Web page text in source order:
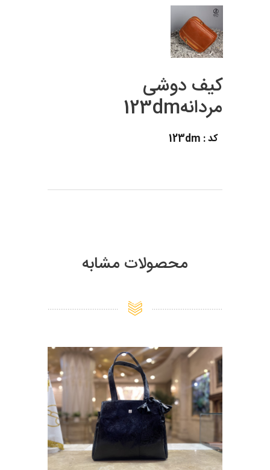
کیف دوشی
مردانه123dm
کد : 123dm
محصولات مشابه